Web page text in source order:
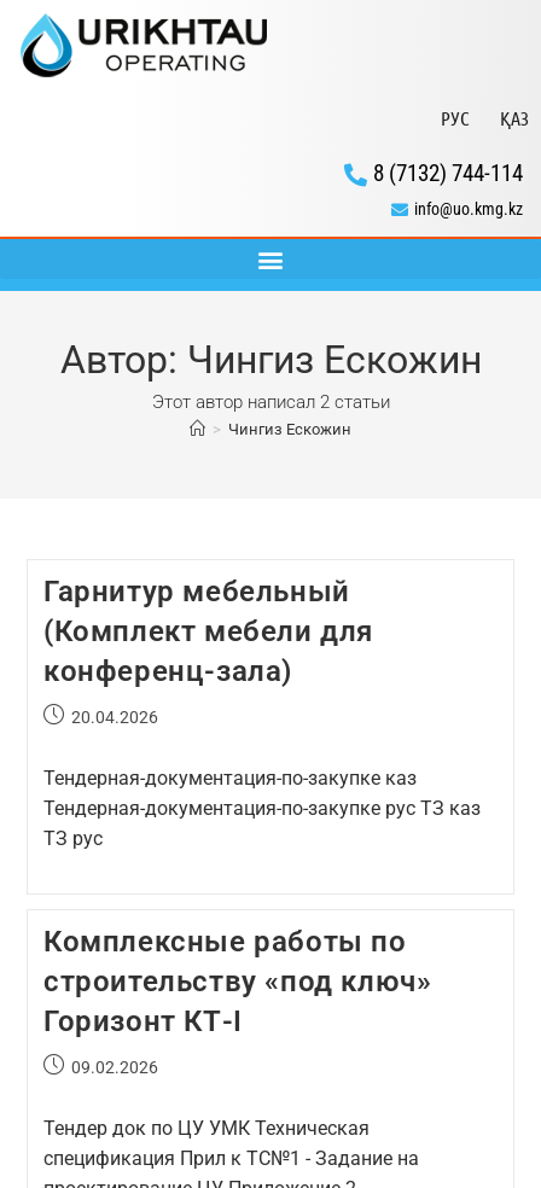
РУС ҚАЗ
8 (7132) 744-114
info@uo.kmg.kz
Автор: Чингиз Ескожин
Этот автор написал 2 статьи
> Чингиз Ескожин
Гарнитур мебельный
(Комплект мебели для
конференц-зала)
20.04.2026
Тендерная-документация-по-закупке каз
Тендерная-документация-по-закупке рус ТЗ каз
ТЗ рус
Комплексные работы по
строительству «под ключ»
Горизонт КТ-I
09.02.2026
Тендер док по ЦУ УМК Техническая
спецификация Прил к ТС№1 - Задание на